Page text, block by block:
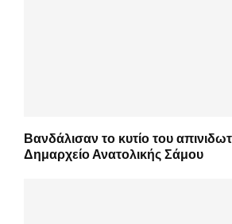
Βανδάλισαν το κυτίο του
Δημαρχείο Ανατολικής Σάμου